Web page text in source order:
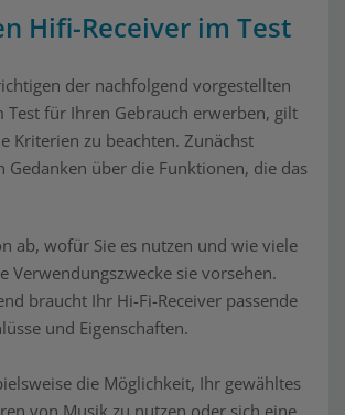
Hifi-Receiver im Test
der nachfolgend vorgestellten
Test für Ihren Gebrauch erwerben, gilt
Kriterien zu beachten. Zunächst
Gedanken über die Funktionen, die das
ab, wofür Sie es nutzen und wie viele
Verwendungszwecke sie vorsehen.
braucht Ihr Hi-Fi-Receiver passende
und Eigenschaften.
die Möglichkeit, Ihr gewähltes
von Musik zu nutzen oder sich eine